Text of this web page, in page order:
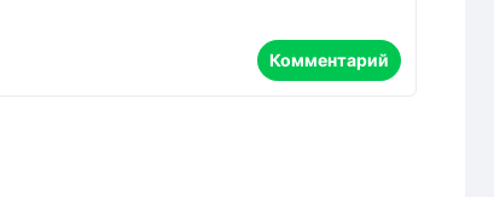
Комментарий